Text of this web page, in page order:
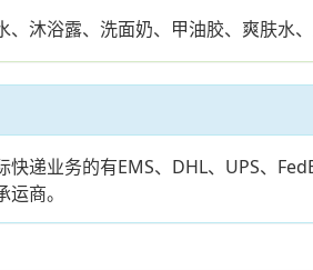
沐浴露、洗面奶、甲油胶、爽肤水
递业务的有EMS、DHL、UPS、
商。